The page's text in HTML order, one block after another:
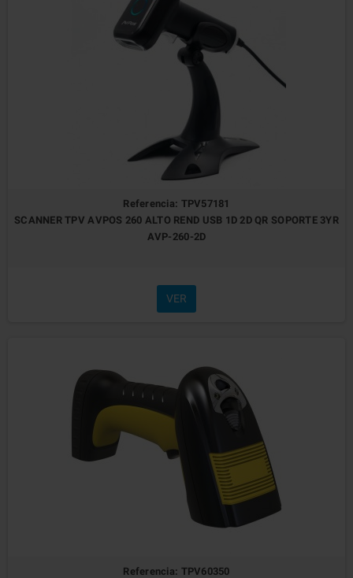
Referencia: TPV57181
SCANNER TPV AVPOS 260 ALTO REND USB 1D 2D QR SOPORTE 3YR
AVP-260-2D
VER
Referencia: TPV60350